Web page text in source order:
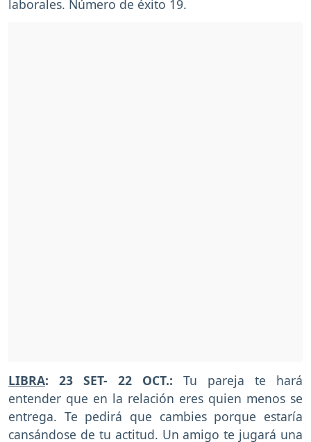
laborales. Número de éxito 19.
LIBRA: 23 SET- 22 OCT.: Tu pareja te hará
entender que en la relación eres quien menos se
entrega. Te pedirá que cambies porque estaría
cansándose de tu actitud. Un amigo te jugará una